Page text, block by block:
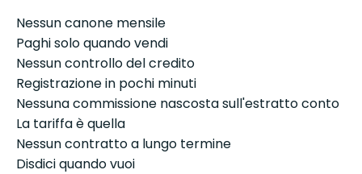
Nessun canone mensile
Paghi solo quando vendi
Nessun controllo del credito
Registrazione in pochi minuti
Nessuna commissione nascosta sull'estratto conto
La tariffa è quella
Nessun contratto a lungo termine
Disdici quando vuoi